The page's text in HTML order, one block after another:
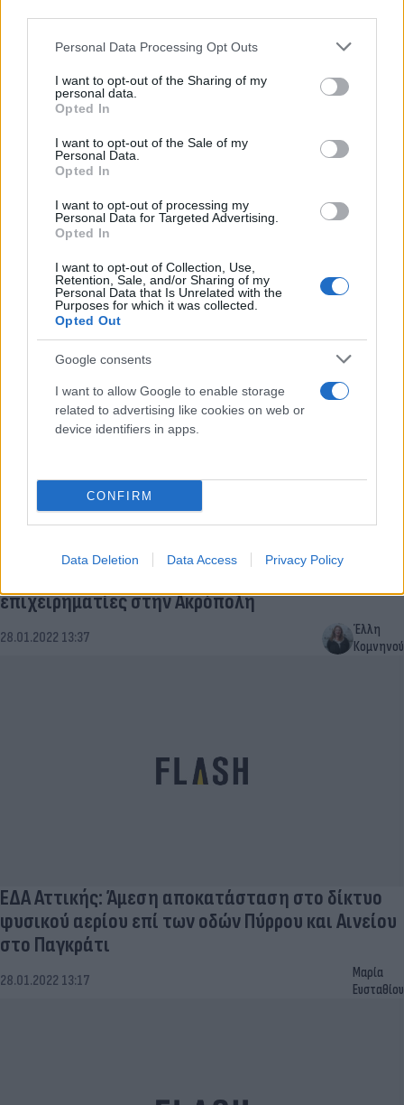
Please note that this website/app uses one or more Google
not limited to your visit or usage behaviour. You may click to
grant or deny consent to Google and its third-party tags to
use your data for below specified purposes in below Google
consent section.
Personal Data Processing Opt Outs
I want to opt-out of the Sharing of my
personal data.
Opted In
I want to opt-out of the Sale of my
Personal Data.
Opted In
I want to opt-out of processing my
Personal Data for Targeted Advertising.
Opted In
I want to opt-out of Collection, Use,
Retention, Sale, and/or Sharing of my
Personal Data that Is Unrelated with the
Purposes for which it was collected.
Opted Out
Google consents
I want to allow Google to enable storage
related to advertising like cookies on web or
device identifiers in apps.
CONFIRM
Data Deletion Data Access Privacy Policy
ΗΠΑ: Μήνυση κατά της Amazon για
αντισυνδικαλιστικές πρακτικές
29.01.2022 08:54
Τζέιμι Ντάιμον: To δείπνο του επικεφαλής της JP
επιχειρηματίες στην Ακρόπολη
28.01.2022 13:37
Έλλη
Κομνηνού
ΕΔΑ Αττικής: Άμεση αποκατάσταση στο δίκτυο
φυσικού αερίου επί των οδών Πύρρου και Αινείου
στο Παγκράτι
28.01.2022 13:17
Μαρία
Ευσταθίου